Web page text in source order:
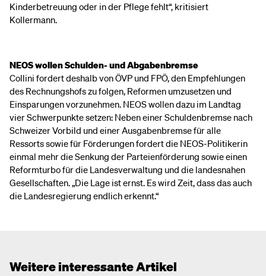
Kinderbetreuung oder in der Pflege fehlt“, kritisiert
Kollermann.
NEOS wollen Schulden- und Abgabenbremse
Collini fordert deshalb von ÖVP und FPÖ, den Empfehlungen
des Rechnungshofs zu folgen, Reformen umzusetzen und
Einsparungen vorzunehmen. NEOS wollen dazu im Landtag
vier Schwerpunkte setzen: Neben einer Schuldenbremse nach
Schweizer Vorbild und einer Ausgabenbremse für alle
Ressorts sowie für Förderungen fordert die NEOS-Politikerin
einmal mehr die Senkung der Parteienförderung sowie einen
Reformturbo für die Landesverwaltung und die landesnahen
Gesellschaften. „Die Lage ist ernst. Es wird Zeit, dass das auch
die Landesregierung endlich erkennt.“
Weitere interessante Artikel